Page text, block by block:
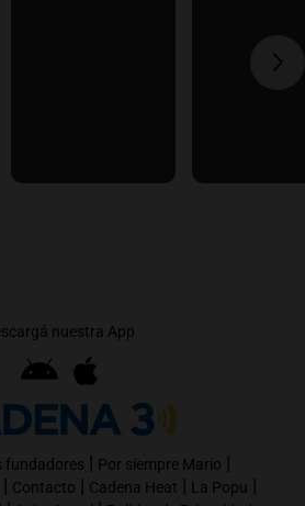
nuestra App
fundadores | Por siempre Mario |
| Contacto | Cadena Heat | La Popu |